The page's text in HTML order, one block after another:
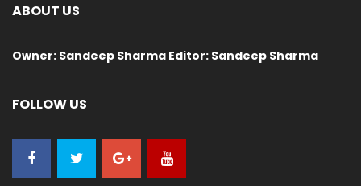
ABOUT US
Owner: Sandeep Sharma Editor: Sandeep Sharma
FOLLOW US